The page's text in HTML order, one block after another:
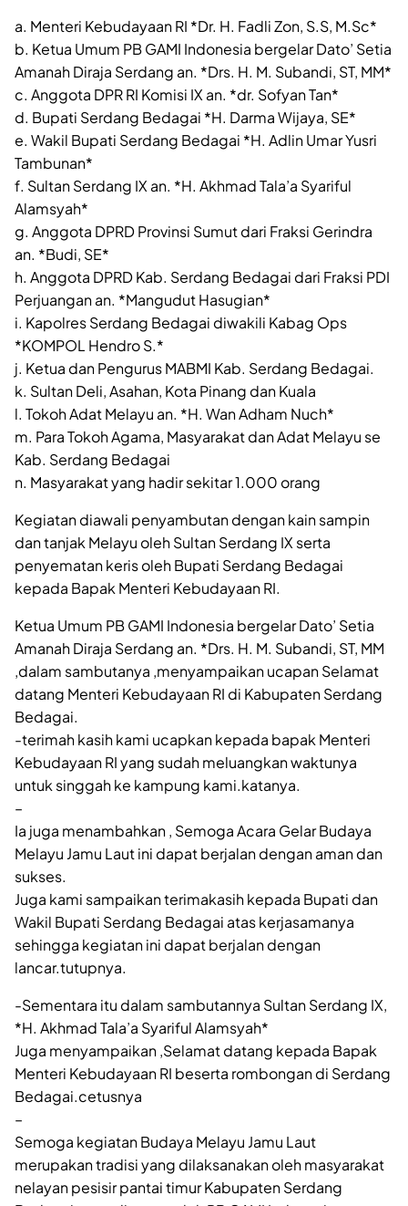
a. Menteri Kebudayaan RI *Dr. H. Fadli Zon, S.S, M.Sc*
b. Ketua Umum PB GAMI Indonesia bergelar Dato’ Setia
Amanah Diraja Serdang an. *Drs. H. M. Subandi, ST, MM*
c. Anggota DPR RI Komisi IX an. *dr. Sofyan Tan*
d. Bupati Serdang Bedagai *H. Darma Wijaya, SE*
e. Wakil Bupati Serdang Bedagai *H. Adlin Umar Yusri
Tambunan*
f. Sultan Serdang IX an. *H. Akhmad Tala’a Syariful
Alamsyah*
g. Anggota DPRD Provinsi Sumut dari Fraksi Gerindra
an. *Budi, SE*
h. Anggota DPRD Kab. Serdang Bedagai dari Fraksi PDI
Perjuangan an. *Mangudut Hasugian*
i. Kapolres Serdang Bedagai diwakili Kabag Ops
*KOMPOL Hendro S.*
j. Ketua dan Pengurus MABMI Kab. Serdang Bedagai.
k. Sultan Deli, Asahan, Kota Pinang dan Kuala
l. Tokoh Adat Melayu an. *H. Wan Adham Nuch*
m. Para Tokoh Agama, Masyarakat dan Adat Melayu se
Kab. Serdang Bedagai
n. Masyarakat yang hadir sekitar 1.000 orang
Kegiatan diawali penyambutan dengan kain sampin
dan tanjak Melayu oleh Sultan Serdang IX serta
penyematan keris oleh Bupati Serdang Bedagai
kepada Bapak Menteri Kebudayaan RI.
Ketua Umum PB GAMI Indonesia bergelar Dato’ Setia
Amanah Diraja Serdang an. *Drs. H. M. Subandi, ST, MM
,dalam sambutanya ,menyampaikan ucapan Selamat
datang Menteri Kebudayaan RI di Kabupaten Serdang
Bedagai.
-terimah kasih kami ucapkan kepada bapak Menteri
Kebudayaan RI yang sudah meluangkan waktunya
untuk singgah ke kampung kami.katanya.
–
Ia juga menambahkan , Semoga Acara Gelar Budaya
Melayu Jamu Laut ini dapat berjalan dengan aman dan
sukses.
Juga kami sampaikan terimakasih kepada Bupati dan
Wakil Bupati Serdang Bedagai atas kerjasamanya
sehingga kegiatan ini dapat berjalan dengan
lancar.tutupnya.
-Sementara itu dalam sambutannya Sultan Serdang IX,
*H. Akhmad Tala’a Syariful Alamsyah*
Juga menyampaikan ,Selamat datang kepada Bapak
Menteri Kebudayaan RI beserta rombongan di Serdang
Bedagai.cetusnya
–
Semoga kegiatan Budaya Melayu Jamu Laut
merupakan tradisi yang dilaksanakan oleh masyarakat
nelayan pesisir pantai timur Kabupaten Serdang